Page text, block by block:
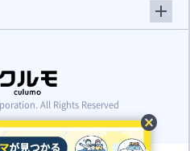
cancel
All Rights Reserved